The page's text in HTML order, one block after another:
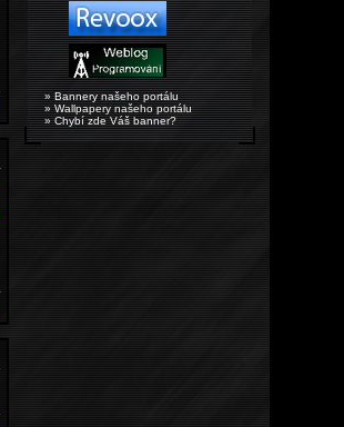
» Bannery našeho portálu
» Wallpapery našeho portálu
» Chybí zde Váš banner?